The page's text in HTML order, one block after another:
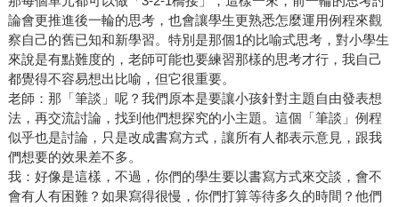
論會更推進後一輪的思考，也會讓學生更熟悉怎麼運用例程來觀
察自己的舊已知和新學習。特別是那個1的比喻式思考，對小學生
來說是有點難度的，老師可能也要練習那樣的思考才行，我自己
都覺得不容易想出比喻，但它很重要。
老師：那「筆談」呢？我們原本是要讓小孩針對主題自由發表想
法，再交流討論，找到他們想探究的小主題。這個「筆談」例程
似乎也是討論，只是改成書寫方式，讓所有人都表示意見，跟我
們想要的效果差不多。
我：好像是這樣，不過，你們的學生要以書寫方式來交談，會不
會有人有困難？如果寫得很慢，你們打算等待多久的時間？他們